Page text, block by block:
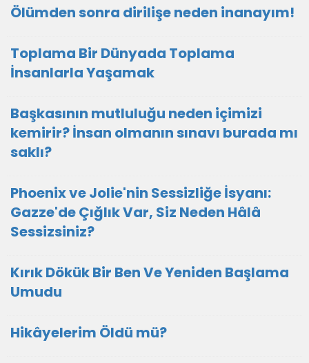
Ölümden sonra dirilişe neden inanayım!
Toplama Bir Dünyada Toplama
İnsanlarla Yaşamak
Başkasının mutluluğu neden içimizi
kemirir? İnsan olmanın sınavı burada mı
saklı?
Phoenix ve Jolie'nin Sessizliğe İsyanı:
Gazze'de Çığlık Var, Siz Neden Hâlâ
Sessizsiniz?
Kırık Dökük Bir Ben Ve Yeniden Başlama
Umudu
Hikâyelerim Öldü mü?